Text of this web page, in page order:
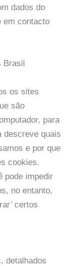
dados do
em contacto
Brasil
os sites
são
para
descreve quais
e por que
cookies.
pode impedir
no entanto,
certos
detalhados